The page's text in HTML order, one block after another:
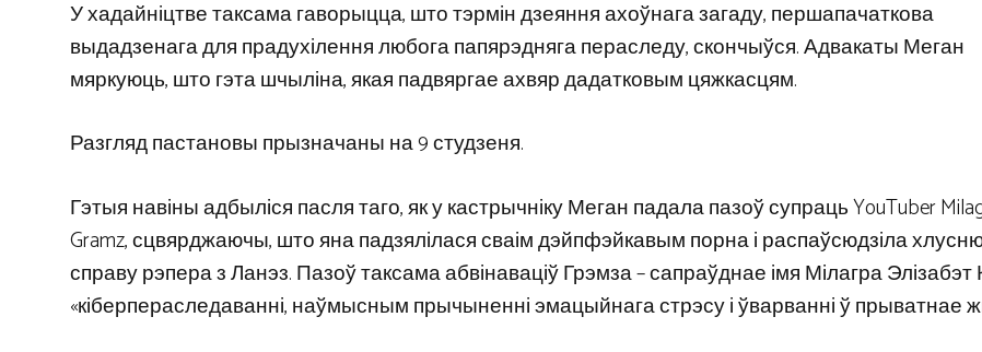
У хадайніцтве таксама гаворыцца, што тэрмін дзеяння ахоўнага загаду, першапачаткова
выдадзенага для прадухілення любога папярэдняга пераследу, скончыўся. Адвакаты Меган
мяркуюць, што гэта шчыліна, якая падвяргае ахвяр дадатковым цяжкасцям.
Разгляд пастановы прызначаны на 9 студзеня.
Гэтыя навіны адбыліся пасля таго, як у кастрычніку Меган падала пазоў супраць YouTuber
Gramz, сцвярджаючы, што яна падзялілася сваім дэйпфэйкавым порна і распаўсюдзіла
справу рэпера з Ланэз. Пазоў таксама абвінаваціў Грэмза – сапраўднае імя Мілагра Элізабэт
«кіберпераследаванні, наўмысным прычыненні эмацыйнага стрэсу і ўварванні ў прыватнае